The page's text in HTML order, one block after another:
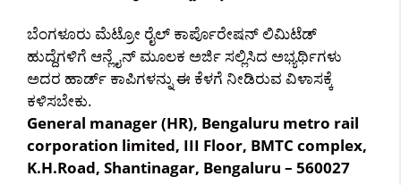
ಬೆಂಗಳೂರು ಮೆಟ್ರೋ ರೈಲ್ ಕಾರ್ಪೊರೇಷನ್ ಲಿಮಿಟೆಡ್
ಹುದ್ದೆಗಳಿಗೆ ಆನ್ಲೈನ್ ಮೂಲಕ ಅರ್ಜಿ ಸಲ್ಲಿಸಿದ ಅಭ್ಯರ್ಥಿಗಳು
ಅದರ ಹಾರ್ಡ್ ಕಾಪಿಗಳನ್ನು ಈ ಕೆಳಗೆ ನೀಡಿರುವ ವಿಳಾಸಕ್ಕೆ
ಕಳಿಸಬೇಕು.
General manager (HR), Bengaluru metro rail
corporation limited, III Floor, BMTC complex,
K.H.Road, Shantinagar, Bengaluru – 560027